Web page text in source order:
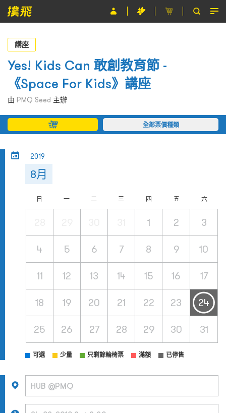
節目
主辦單位
關於撲飛
條款及細則
EN
講座
Yes! Kids Can 敢創教育節 -
《Space For Kids》講座
由 PMQ Seed 主辦
全部票價種類
2019
8月
日 一 二 三 四 五 六
1 2 3
4 5 6 7 8 9 10
11 12 13 14 15 16 17
18 19 20 21 22 23 24
25 26 27 28 29 30 31
可選 少量 只剩餘輪椅票 滿額 已停售